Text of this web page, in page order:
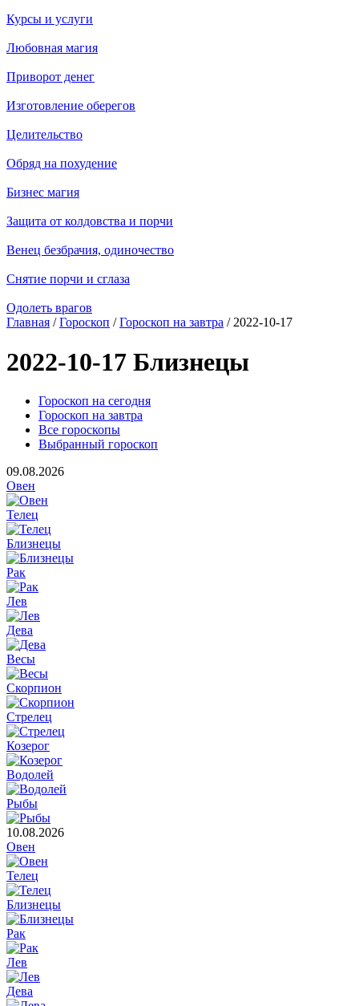
Курсы и услуги
Любовная магия
Приворот денег
Изготовление оберегов
Целительство
Обряд на похудение
Бизнес магия
Защита от колдовства и порчи
Венец безбрачия, одиночество
Снятие порчи и сглаза
Одолеть врагов
Главная /Гороскоп /Гороскоп на завтра / 2022-10-17
2022-10-17 Близнецы
Гороскоп на сегодня
Гороскоп на завтра
Все гороскопы
Выбранный гороскоп
09.08.2026
Овен
Телец
Близнецы
Рак
Лев
Дева
Весы
Скорпион
Стрелец
Козерог
Водолей
Рыбы
10.08.2026
Овен
Телец
Близнецы
Рак
Лев
Дева